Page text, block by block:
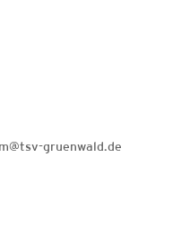
gruenwald.de